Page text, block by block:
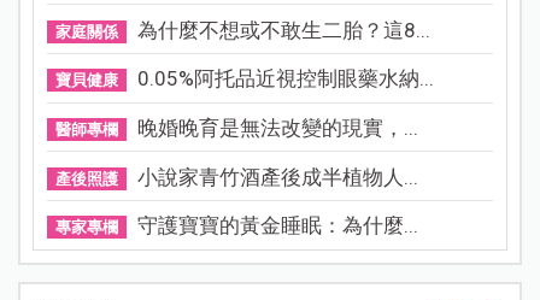
家庭關係 為什麼不想或不敢生二胎？這8...
寶貝健康 0.05%阿托品近視控制眼藥水納...
醫師專欄 晚婚晚育是無法改變的現實，...
產後照護 小說家青竹酒產後成半植物人...
專家專欄 守護寶寶的黃金睡眠：為什麼...